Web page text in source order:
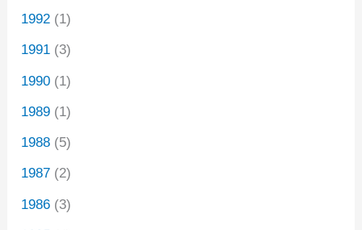
1992 (1)
1991 (3)
1990 (1)
1989 (1)
1988 (5)
1987 (2)
1986 (3)